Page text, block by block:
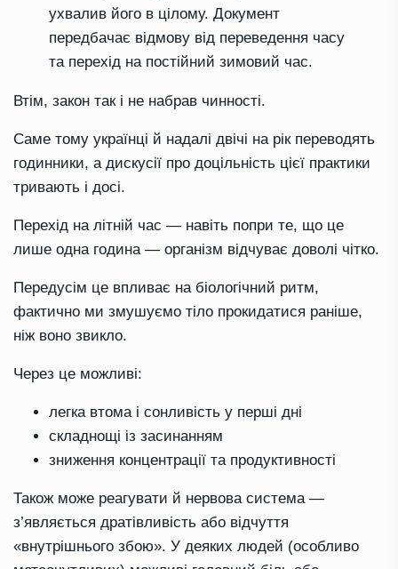
ухвалив його в цілому. Документ
передбачає відмову від переведення часу
та перехід на постійний зимовий час.
Втім, закон так і не набрав чинності.
Саме тому українці й надалі двічі на рік переводять
годинники, а дискусії про доцільність цієї практики
тривають і досі.
Перехід на літній час — навіть попри те, що це
лише одна година — організм відчуває доволі чітко.
Передусім це впливає на біологічний ритм,
фактично ми змушуємо тіло прокидатися раніше,
ніж воно звикло.
Через це можливі:
легка втома і сонливість у перші дні
складнощі із засинанням
зниження концентрації та продуктивності
Також може реагувати й нервова система —
з’являється дратівливість або відчуття
«внутрішнього збою». У деяких людей (особливо